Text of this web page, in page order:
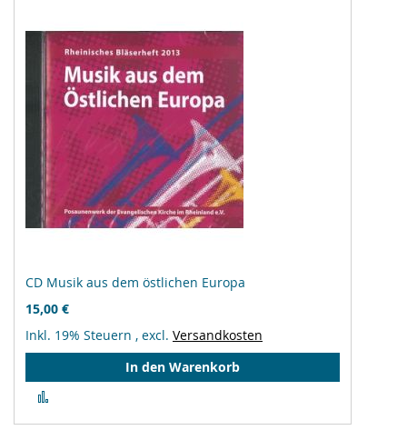
CD Musik aus dem östlichen Europa
15,00 €
Inkl. 19% Steuern , excl. Versandkosten
In den Warenkorb